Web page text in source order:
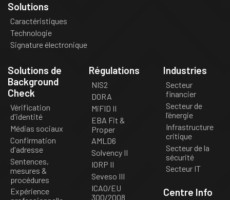
Solutions
Caractéristiques
Technologie
Signature électronique
Solutions de
Background
Check
Vérification
d'identité
Médias sociaux
Confirmation
d'adresse
Sentences,
mesures &
procédures
Expérience
Régulations
NIS2
DORA
MiFID II
EBA Fit &
Proper
AMLD6
Solvency II
IORP II
Seveso III
ICAO/EU
300/2008
Industries
Secteur
financier
Secteur de
l’énergie
Infrastructure
critique
Secteur de la
sécurité
Secteur IT
Centre Info